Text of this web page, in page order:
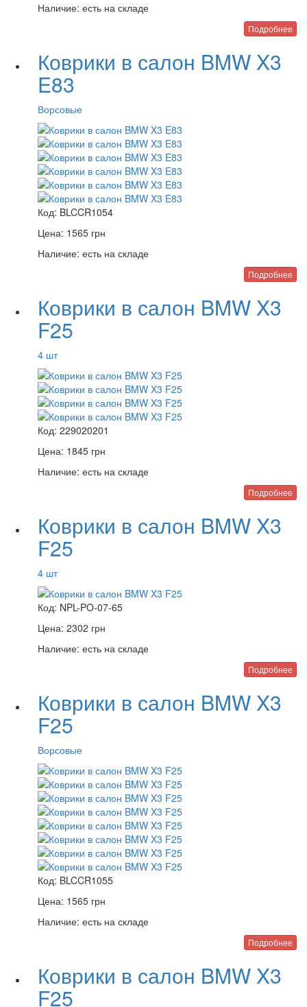
Наличие: есть на складе
Подробнее
Коврики в салон BMW X3
E83
Ворсовые
Код: BLCCR1054
Цена: 1565 грн
Наличие: есть на складе
Подробнее
Коврики в салон BMW X3
F25
4 шт
Код: 229020201
Цена: 1845 грн
Наличие: есть на складе
Подробнее
Коврики в салон BMW X3
F25
4 шт
Код: NPL-PO-07-65
Цена: 2302 грн
Наличие: есть на складе
Подробнее
Коврики в салон BMW X3
F25
Ворсовые
Код: BLCCR1055
Цена: 1565 грн
Наличие: есть на складе
Подробнее
Коврики в салон BMW X3
F25